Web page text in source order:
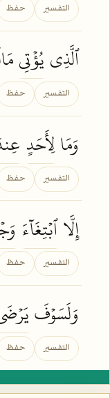
التفسير حفظ
ٱلَّذِي يُؤۡتِي
التفسير حفظ
وَمَالِأَحَدٍ
التفسير حفظ
إِلَّاٱبۡتِغَآءَ
التفسير حفظ
وَلَسَوۡفَ
التفسير حفظ